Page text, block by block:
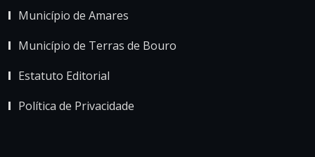
Município de Amares
Município de Terras de Bouro
Estatuto Editorial
Política de Privacidade